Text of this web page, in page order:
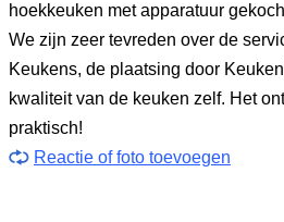
hoekkeuken met apparatuur
We zijn zeer tevreden over de
Keukens, de plaatsing door
kwaliteit van de keuken zelf. Het
praktisch!
Reactie of foto toevoegen